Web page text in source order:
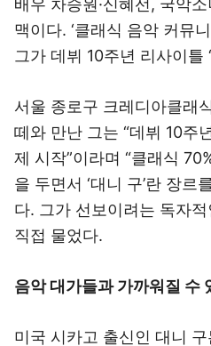
배우 차승원·신혜선, 국악
맥이다. ‘클래식 음악 커뮤
그가 데뷔 10주년 리사이틀
서울 종로구 크레디아클래
떼와 만난 그는 “데뷔 10주
제 시작”이라며 “클래식
을 두면서 ‘대니 구’란 장르
다. 그가 선보이려는 독자
직접 물었다.
음악 대가들과 가까워질 수
미국 시카고 출신인 대니